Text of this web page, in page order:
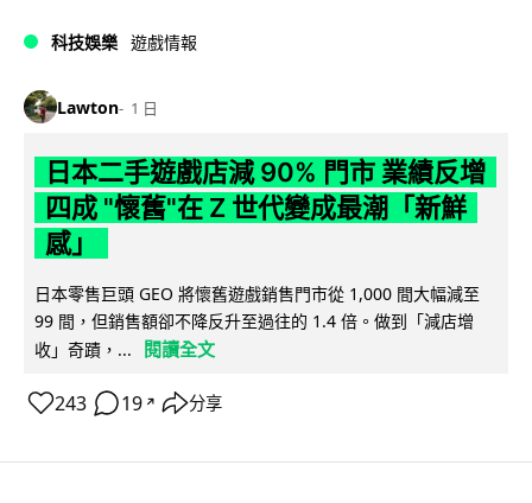
科技娛樂 遊戲情報
Lawton 1 日
日本二手遊戲店減 90% 門市 業績反增
四成 "懷舊"在 Z 世代變成最潮「新鮮
感」
日本零售巨頭 GEO 將懷舊遊戲銷售門市從 1,000 間大幅減至
99 間，但銷售額卻不降反升至過往的 1.4 倍。做到「減店增
收」奇蹟，...
閱讀全文
243 19 ↗ 分享